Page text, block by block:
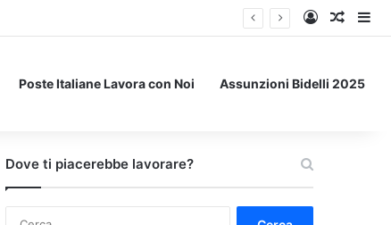
Accedi
Un
Poste Italiane Lavora con Noi Assunzioni Bidelli 2025
Dove ti piacerebbe lavorare?